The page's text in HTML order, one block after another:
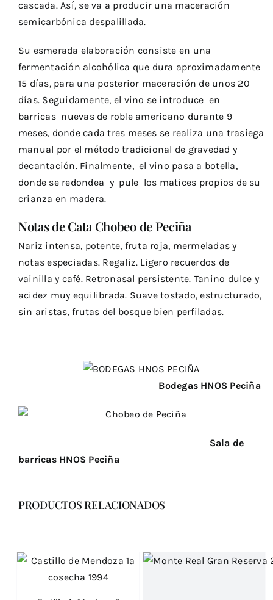
cascada. Así, se va a producir una maceración
semicarbónica despalillada.
Su esmerada elaboración consiste en una
fermentación alcohólica que dura aproximadamente
15 días, para una posterior maceración de unos 20
días. Seguidamente, el vino se introduce en
barricas nuevas de roble americano durante 9
meses, donde cada tres meses se realiza una trasiega
manual por el método tradicional de gravedad y
decantación. Finalmente, el vino pasa a botella,
donde se redondea y pule los matices propios de su
crianza en madera.
Notas de Cata Chobeo de Peciña
Nariz intensa, potente, fruta roja, mermeladas y
notas especiadas. Regaliz. Ligero recuerdos de
vainilla y café. Retronasal persistente. Tanino dulce y
acidez muy equilibrada. Suave tostado, estructurado,
sin aristas, frutas del bosque bien perfiladas.
Bodegas HNOS Peciña
Sala de
barricas HNOS Peciña
PRODUCTOS RELACIONADOS